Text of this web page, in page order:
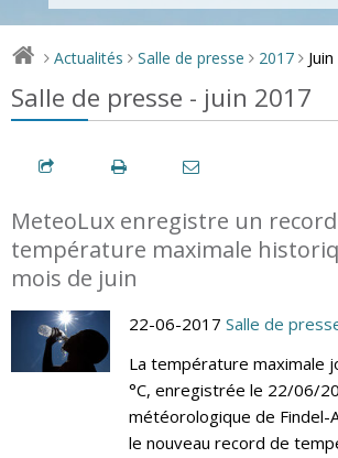
> Actualités > Salle de presse > 2017 > Juin
Salle de presse - juin 2017
MeteoLux enregistre un
température maximale
mois de juin
22-06-2017 Salle de
La température maximale
°C, enregistrée le 22/06/
météorologique de
le nouveau record de